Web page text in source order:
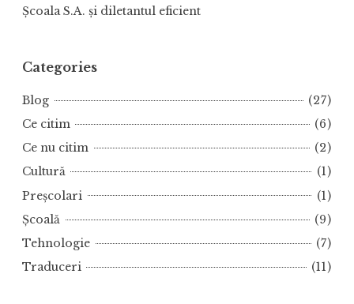
Școala S.A. și diletantul eficient
Categories
Blog
(27)
Ce citim
(6)
Ce nu citim
(2)
Cultură
(1)
Preșcolari
(1)
Școală
(9)
Tehnologie
(7)
Traduceri
(11)